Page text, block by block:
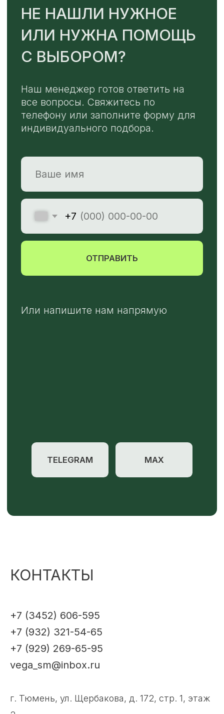
MAX
TELEGRAM
КОНТАКТЫ
+7 (3452) 606-595
+7 (932) 321-54-65
+7 (929) 269-65-95
vega_sm@inbox.ru
г. Тюмень, ул. Щербакова, д. 172, стр. 1, этаж